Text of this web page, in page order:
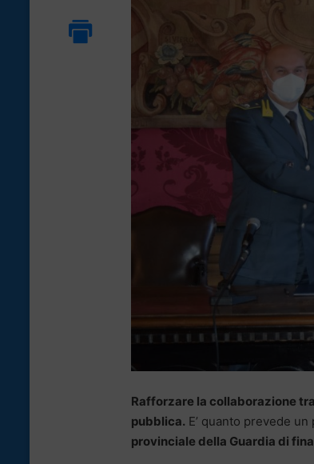
Rafforzare la collaborazione
pubblica. E’ quanto prevede
provinciale della Guardia di